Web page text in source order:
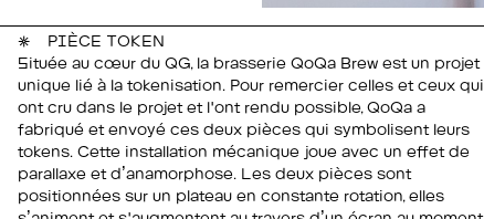
PIÈCE TOKEN
Située au cœur du QG, la brasserie QoQa Brew est un projet
unique lié à la tokenisation. Pour remercier celles et ceux qui
ont cru dans le projet et l'ont rendu possible, QoQa a
fabriqué et envoyé ces deux pièces qui symbolisent leurs
tokens. Cette installation mécanique joue avec un effet de
parallaxe et d’anamorphose. Les deux pièces sont
positionnées sur un plateau en constante rotation, elles
s’animent et s'augmentent au travers d’un écran au moment